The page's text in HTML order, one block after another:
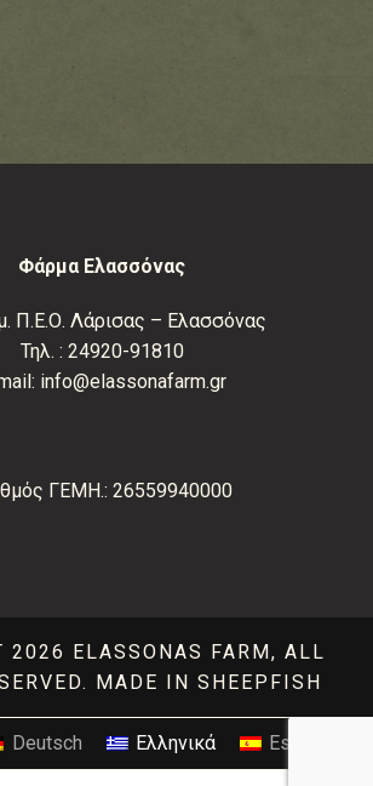
Φάρμα Ελασσόνας
Π.Ε.Ο. Λάρισας – Ελασσόνας
Τηλ. : 24920-91810
info@elassonafarm.gr
ΓΕΜΗ.: 26559940000
2026 ELASSONAS FARM, ALL
MADE IN SHEEPFISH
Deutsch Ελληνικά Español